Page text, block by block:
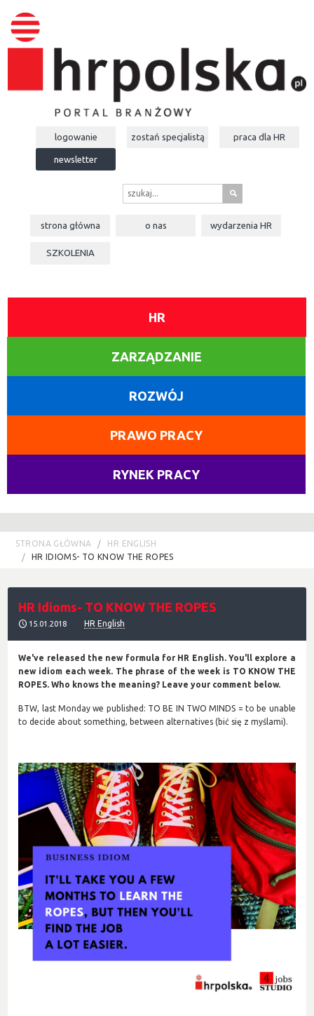
logowanie zostań specjalistą praca dla HR
newsletter
s
strona główna o nas wydarzeniaHR
SZKOLENIA
HR
ZARZĄDZANIE
ROZWÓJ
PRAWO PRACY
RYNEK PRACY
STRONA GŁÓWNA
HR ENGLISH
HR IDIOMS- TO KNOW THE ROPES
HR Idioms- TO KNOW THE ROPES
15.01.2018 HR English
We've released the new formula for HR English. You'll explore a
new idiom each week. The phrase of the week is TO KNOW THE
ROPES. Who knows the meaning? Leave your comment below.
BTW, last Monday we published: TO BE IN TWO MINDS = to be unable
to decide about something, between alternatives (bić się z myślami).